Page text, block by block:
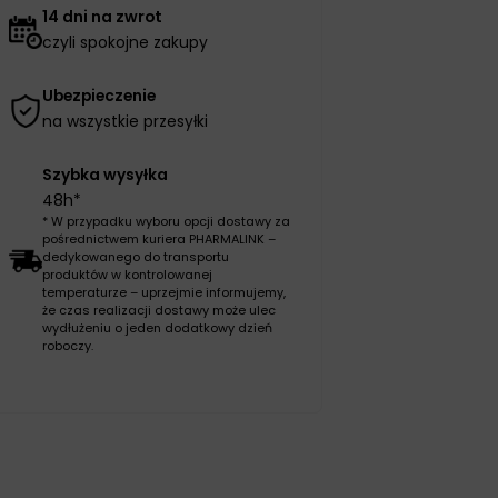
14 dni na zwrot
czyli spokojne zakupy
Ubezpieczenie
na wszystkie przesyłki
Szybka wysyłka
48h*
* W przypadku wyboru opcji dostawy za
pośrednictwem kuriera PHARMALINK –
dedykowanego do transportu
produktów w kontrolowanej
temperaturze – uprzejmie informujemy,
że czas realizacji dostawy może ulec
wydłużeniu o jeden dodatkowy dzień
roboczy.